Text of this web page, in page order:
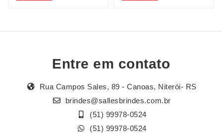
Entre em contato
Rua Campos Sales, 89 - Canoas, Niterói- RS
brindes@sallesbrindes.com.br
(51) 99978-0524
(51) 99978-0524